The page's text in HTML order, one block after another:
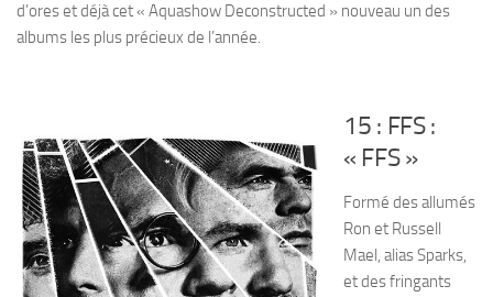
d’ores et déjà cet « Aquashow Deconstructed » nouveau un des
albums les plus précieux de l’année.
15 : FFS :
« FFS »
Formé des allumés
Ron et Russell
Mael, alias Sparks,
et des fringants